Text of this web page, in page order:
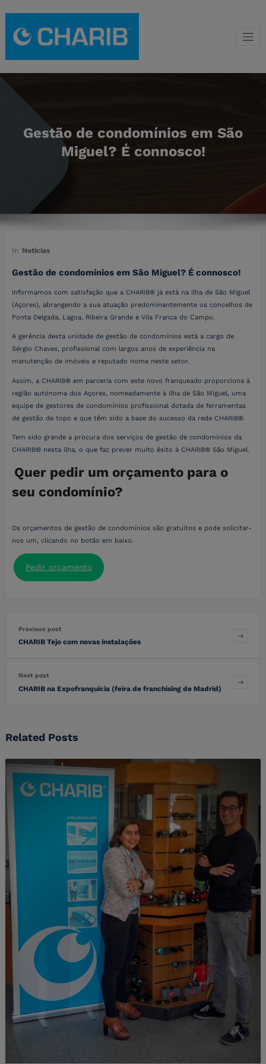
conteúdo
Gestão de
Franchising de gestão
Gestão de condomínios em São
Miguel? É connosco!
In Notícias
Gestão de condomínios em São Miguel? É connosco!
Informamos com satisfação que a CHARIB® já está na ilha de São Miguel
(Açores), abrangendo a sua atuação predominantemente os concelhos de
Ponta Delgada, Lagoa, Ribeira Grande e Vila Franca do Campo.
A gerência desta unidade de gestão de condomínios está a cargo de
Sérgio Chaves, profissional com largos anos de experiência na
manutenção de imóveis e reputado nome neste setor.
Assim, a CHARIB® em parceria com este novo franqueado proporciona à
região autónoma dos Açores, nomeadamente à ilha de São Miguel, uma
equipe de gestores de condomínios profissional dotada de ferramentas
de gestão de topo e que têm sido a base do sucesso da rede CHARIB®.
Tem sido grande a procura dos serviços de gestão de condomínios da
CHARIB® nesta ilha, o que faz prever muito êxito à CHARIB® São Miguel.
Quer pedir um orçamento para o
seu condomínio?
Os orçamentos de gestão de condomínios são gratuitos e pode solicitar-
nos um, clicando no botão em baixo.
Pedir orçamento
Previous post
CHARIB Tejo com novas instalações
Next post
CHARIB na Expofranquicia (feira de franchising de Madrid)
Related Posts